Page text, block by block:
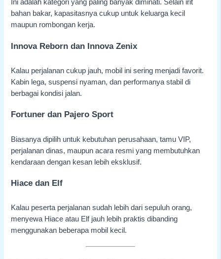
Ini adalah kategori yang paling banyak diminati. Selain irit
bahan bakar, kapasitasnya cukup untuk keluarga kecil
maupun rombongan kerja.
Innova Reborn dan Innova Zenix
Kalau perjalanan cukup jauh, mobil ini sering menjadi favorit.
Kabin lega, suspensi nyaman, dan performanya stabil di
berbagai kondisi jalan.
Fortuner dan Pajero Sport
Biasanya dipilih untuk kebutuhan perusahaan, tamu VIP,
perjalanan dinas, maupun acara resmi yang membutuhkan
kendaraan dengan kesan lebih eksklusif.
Hiace dan Elf
Kalau peserta perjalanan sudah lebih dari sepuluh orang,
menyewa Hiace atau Elf jauh lebih praktis dibanding
menggunakan beberapa mobil kecil.